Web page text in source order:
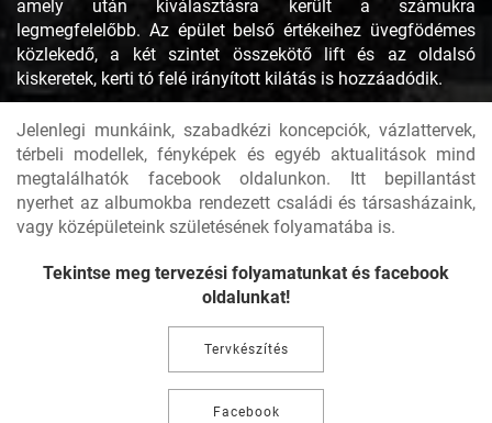
amely után kiválasztásra került a számukra
legmegfelelőbb. Az épület belső értékeihez üvegfödémes
közlekedő, a két szintet összekötő lift és az oldalsó
kiskeretek, kerti tó felé irányított kilátás is hozzáadódik.
Jelenlegi munkáink, szabadkézi koncepciók, vázlattervek,
térbeli modellek, fényképek és egyéb aktualitások mind
megtalálhatók facebook oldalunkon. Itt bepillantást
nyerhet az albumokba rendezett családi és társasházaink,
vagy középületeink születésének folyamatába is.
Tekintse meg tervezési folyamatunkat és facebook
oldalunkat!
Tervkészítés
Facebook